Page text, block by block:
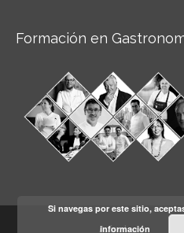
Formación en
Aviso legal
Si navegas por este sitio,
información